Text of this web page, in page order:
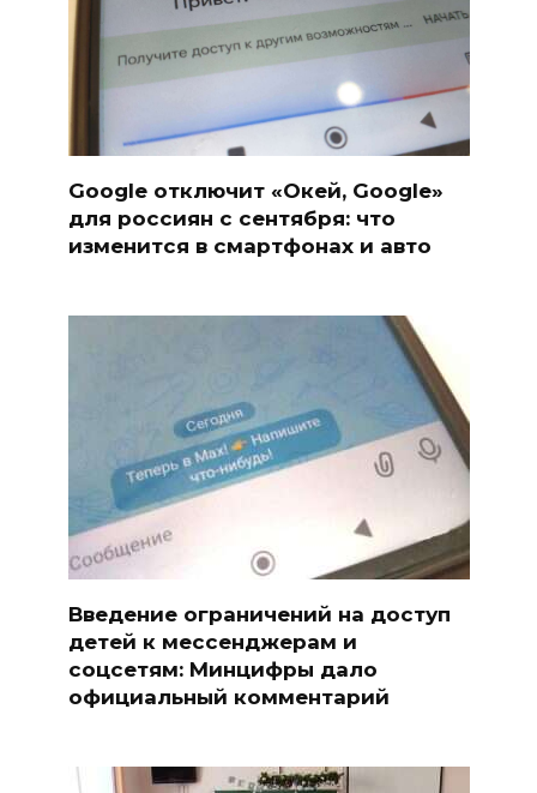
Google отключит «Окей, Google»
для россиян с сентября: что
изменится в смартфонах и авто
Введение ограничений на доступ
детей к мессенджерам и
соцсетям: Минцифры дало
официальный комментарий